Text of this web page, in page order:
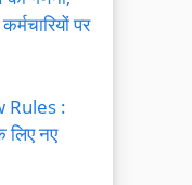
पर
Rules :
लिए नए